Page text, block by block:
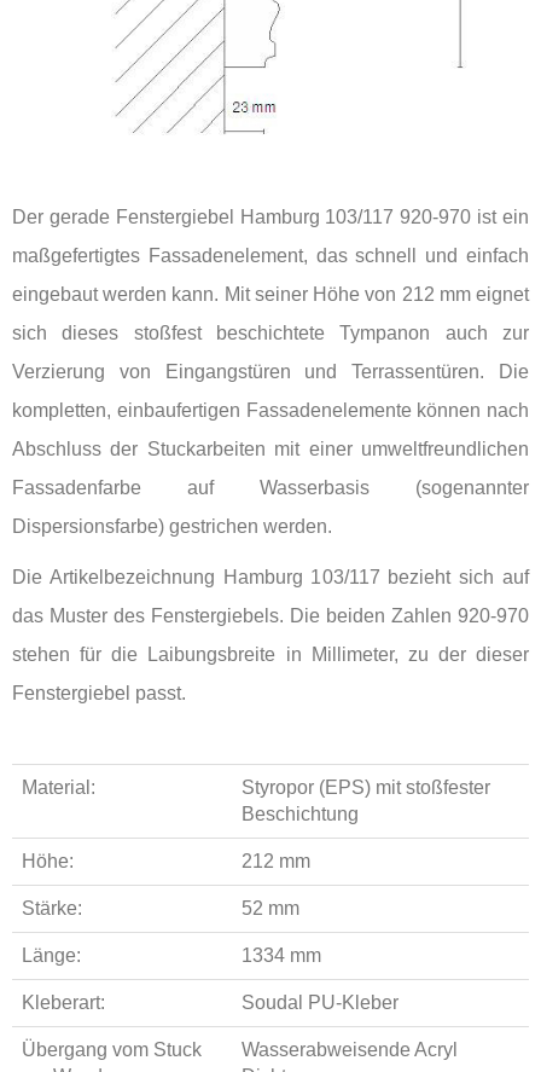
Der gerade Fenstergiebel Hamburg 103/117 920-970 ist ein
maßgefertigtes Fassadenelement, das schnell und einfach
eingebaut werden kann. Mit seiner Höhe von 212 mm eignet
sich dieses stoßfest beschichtete Tympanon auch zur
Verzierung von Eingangstüren und Terrassentüren. Die
kompletten, einbaufertigen Fassadenelemente können nach
Abschluss der Stuckarbeiten mit einer umweltfreundlichen
Fassadenfarbe auf Wasserbasis (sogenannter
Dispersionsfarbe) gestrichen werden.
Die Artikelbezeichnung Hamburg 103/117 bezieht sich auf
das Muster des Fenstergiebels. Die beiden Zahlen 920-970
stehen für die Laibungsbreite in Millimeter, zu der dieser
Fenstergiebel passt.
Material:
Styropor (EPS) mit stoßfester
Beschichtung
Höhe: 212 mm
Stärke: 52 mm
Länge: 1334 mm
Kleberart: Soudal PU-Kleber
Übergang vom Stuck
Wasserabweisende Acryl